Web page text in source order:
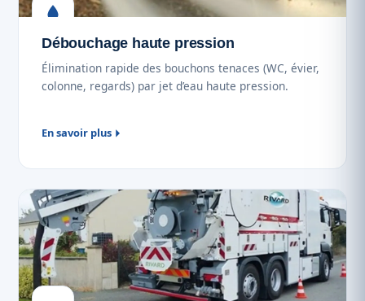
Débouchage haute pression
Élimination rapide des bouchons tenaces (WC, évier,
colonne, regards) par jet d’eau haute pression.
En savoir plus